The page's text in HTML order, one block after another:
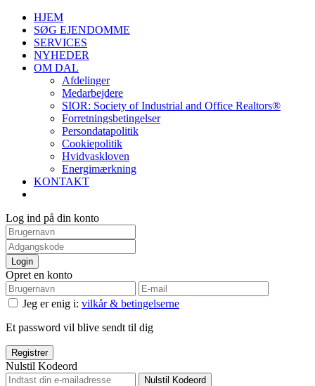
HJEM
SØG EJENDOMME
SERVICES
NYHEDER
OM DAL
Afdelinger
Medarbejdere
SIOR: Society of Industrial and Office Realtors®
Forretningsbetingelser
Persondatapolitik
Cookiepolitik
Hvidvaskloven
Energimærkning
KONTAKT
Log ind på din konto
Login
Opret en konto
Jeg er enig i: vilkår & betingelserne
Et password vil blive sendt til dig
Registrer
Nulstil Kodeord
Nulstil Kodeord